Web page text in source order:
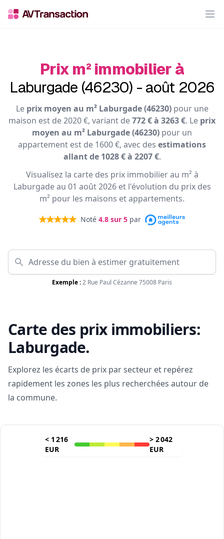
Prix m² immobilier à
Laburgade (46230) - août 2026
Le prix moyen au m² Laburgade (46230)pour une
maison est de 2020 €, variant de772 € à 3263 €. Le prix
moyen au m² Laburgade (46230) pour un
appartement est de 1600 €, avec des estimations
allant de 1028 € à 2207 €.
Visualisez la carte des prix immobilier au m² à
Laburgade au 01 août 2026 et l'évolution du prix des
m² pour les maisons et appartements.
Noté 4.8 sur 5 par
Exemple :2 Rue Paul Cézanne 75008 Paris
Carte des prix immobiliers:
Laburgade.
Explorez les écarts de prix par secteur et repérez
rapidement les zones les plus recherchées autour de
la commune.
< 1 216
EUR
> 2 042
EUR